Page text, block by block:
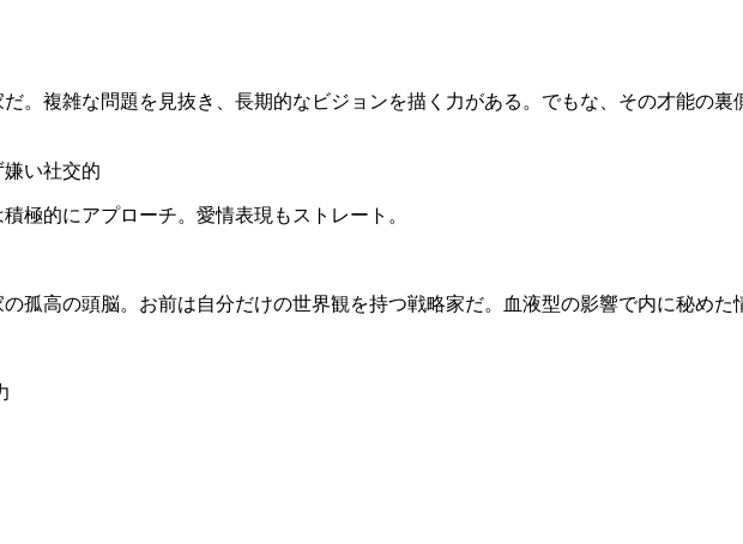
。複雑な問題を見抜き、長期的なビジョンを描く力がある。でもな、その才能の
嫌い社交的
極的にアプローチ。愛情表現もストレート。
孤高の頭脳。お前は自分だけの世界観を持つ戦略家だ。血液型の影響で内に秘めた